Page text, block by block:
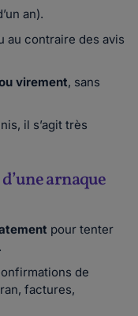
an).
au contraire des avis
virement, sans
il s’agit très
arnaque
pour tenter
de
factures,